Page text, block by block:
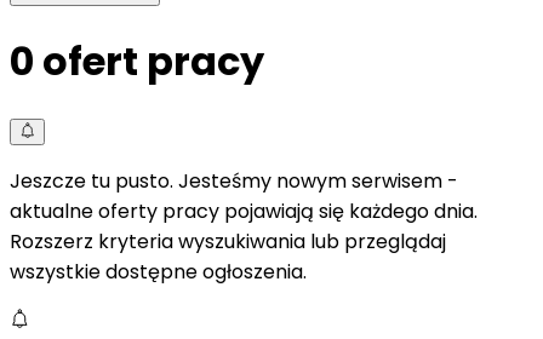
0 ofert pracy
Jeszcze tu pusto. Jesteśmy nowym serwisem -
aktualne oferty pracy pojawiają się każdego dnia.
Rozszerz kryteria wyszukiwania lub przeglądaj
wszystkie dostępne ogłoszenia.